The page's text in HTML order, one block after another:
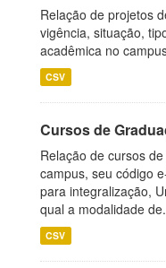
Relação de projetos
vigência, situação,
acadêmica no
CSV
Cursos de
Relação de cursos
campus, seu código
para integralização,
qual a modalidade
CSV